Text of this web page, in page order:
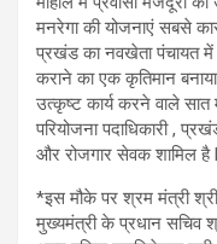
मनरेगा की योजनाएं सबसे
प्रखंड का नवखेता पंचायत में
कराने का एक कृतिमान
उत्कृष्ट कार्य करने वाले सात
परियोजना पदाधिकारी ,
और रोजगार सेवक शामिल है l
*इस मौके पर श्रम मंत्री
मुख्यमंत्री के प्रधान सचिव